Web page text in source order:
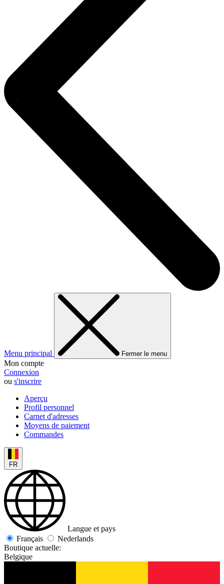
Menu principal Fermer le menu
Mon compte
Connexion
ou s'inscrire
Aperçu
Profil personnel
Carnet d'adresses
Moyens de paiement
Commandes
FR
Langue et pays
Français
Nederlands
Boutique actuelle:
Belgique